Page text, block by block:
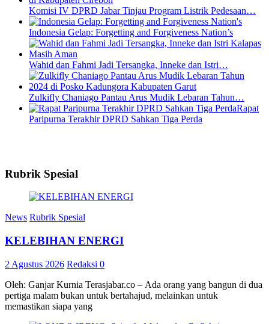
Komisi IV DPRD Jabar Tinjau Program Listrik Pedesaan…
Indonesia Gelap: Forgetting and Forgiveness Nation’s
Wahid dan Fahmi Jadi Tersangka, Inneke dan Istri…
Zulkifly Chaniago Pantau Arus Mudik Lebaran Tahun…
Rapat
Paripurna Terakhir DPRD Sahkan Tiga Perda
Rubrik Spesial
News Rubrik Spesial
KELEBIHAN ENERGI
2 Agustus 2026 Redaksi 0
Oleh: Ganjar Kurnia Terasjabar.co – Ada orang yang bangun di dua
pertiga malam bukan untuk bertahajud, melainkan untuk
memastikan siapa yang